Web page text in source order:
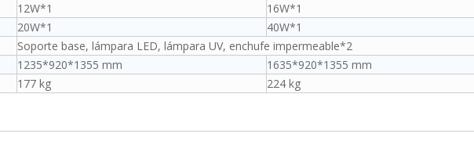
12W*1
16W*1
20W*1
40W*1
Soporte base, lámpara LED, lámpara UV, enchufe impermeable*2
1235*920*1355 mm
1635*920*1355 mm
177 kg 224 kg